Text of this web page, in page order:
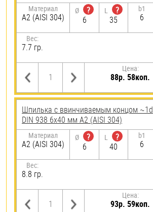
Материал
А2 (AISI 304)
Ø
?
6
L
?
35
b1
6
Вес:
7.7 гр.
Цена:
88р. 58коп.
Шпилька c ввинчиваемым концом ~1d
DIN 938 6х40 мм А2 (AISI 304)
Материал
А2 (AISI 304)
Ø
?
6
L
?
40
b1
6
Вес:
8.8 гр.
Цена:
93р. 59коп.